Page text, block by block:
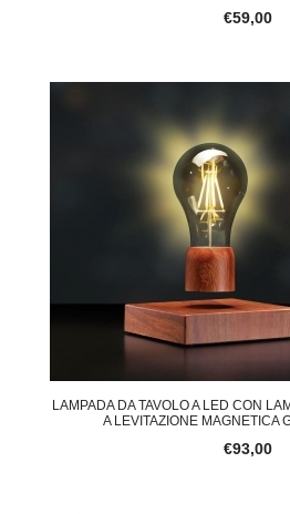
€59,00
LAMPADA DA TAVOLO A LED CON
A LEVITAZIONE MAGNETICA
€93,00